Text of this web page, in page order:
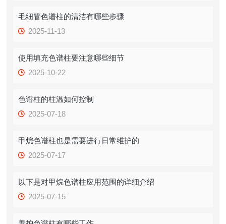
毛细管色谱柱的清洁有哪些步骤
2025-11-13
使用填充色谱柱要注意哪些细节
2025-10-22
色谱柱的柱温如何控制
2025-07-18
甲烷色谱柱也是需要进行日常维护的
2025-07-17
以下是对甲烷色谱柱应用范围的详细介绍
2025-07-15